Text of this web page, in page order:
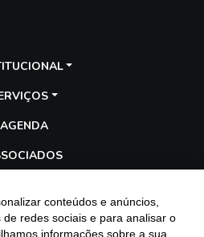
AGENDA
conteúdos e anúncios,
redes sociais e para analisar o
informações sobre a sua